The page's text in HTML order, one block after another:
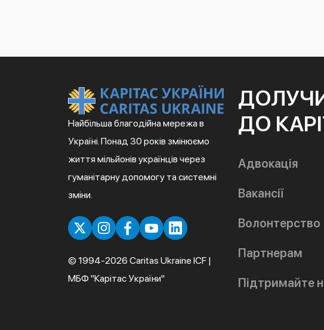
Найбільша благодійна мережа в
Україні. Понад 30 років змінюємо
життя мільйонів українців через
гуманітарну допомогу та системні
зміни.
© 1994-2026 Caritas Ukraine ICF |
МБФ "Карітас України"
ДО
Адвокація
Вакансії
Волонтерство
Партнерам
Підтримайте